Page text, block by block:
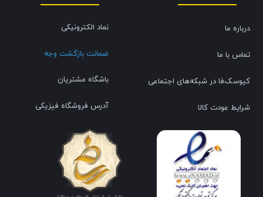
نماد الکترونیکی
ضمانت بازگشت وجه
باشگاه مشتریان
آدرس فروشگاه فیزیکی
درباره ما
تماس با ما
کیوسک‌فا در شبکه‌های اجتماعی
شرایط عودت کالا